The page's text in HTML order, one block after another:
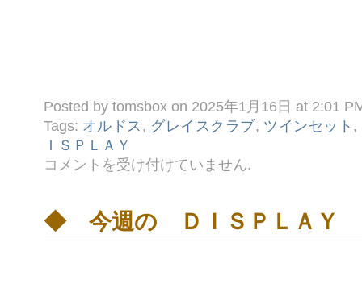
Posted by tomsbox on 2025年1月16日 at 2:01
Tags: オルドス , グレイスクラブ, ツインセット ,
ＩＳＰＬＡＹ
◎
WINDOW
コメントを受け付けていません.
◆ 今週の ＤＩＳＰＬＡＹ